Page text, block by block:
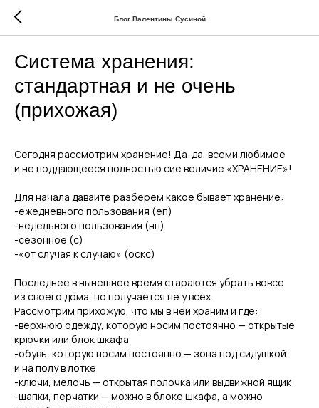
Блог Валентины Сусиной
Система хранения:
стандартная и не очень
(прихожая)
Сегодня рассмотрим хранение! Да-да, всеми любимое
и не поддающееся полностью сие величие «ХРАНЕНИЕ»!
Для начала давайте разберём какое бывает хранение:
-ежедневного пользования (еп)
-недельного пользования (нп)
-сезонное (с)
-«от случая к случаю» (оскс)
Последнее в нынешнее время стараются убрать вовсе
из своего дома, но получается не у всех.
Рассмотрим прихожую, что мы в ней храним и где:
-верхнюю одежду, которую носим постоянно — открытые
крючки или блок шкафа
-обувь, которую носим постоянно — зона под сидушкой
и на полу в лотке
-ключи, мелочь — открытая полочка или выдвижной ящик
-шапки, перчатки — можно в блоке шкафа, а можно